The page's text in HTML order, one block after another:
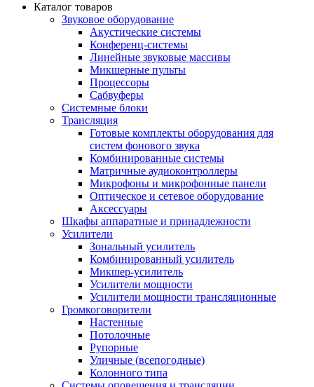
Каталог товаров
Звуковое оборудование
Акустические системы
Конференц-системы
Линейные звуковые массивы
Микшерные пульты
Процессоры
Сабвуферы
Системные блоки
Трансляция
Готовые комплекты оборудования для
систем фонового звука
Комбинированные системы
Матричные аудиоконтроллеры
Микрофоны и микрофонные панели
Оптическое и сетевое оборудование
Аксессуары
Шкафы аппаратные и принадлежности
Усилители
Зональный усилитель
Комбинированный усилитель
Микшер-усилитель
Усилители мощности
Усилители мощности трансляционные
Громкоговорители
Настенные
Потолочные
Рупорные
Уличные (всепогодные)
Колонного типа